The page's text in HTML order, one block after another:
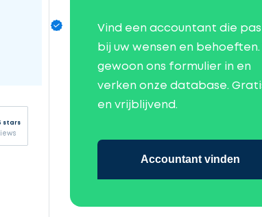
stars
Vind een accountant die
bij uw wensen en behoeften.
gewoon ons formulier in en
verken onze database.
en vrijblijvend.
Accountant vinden